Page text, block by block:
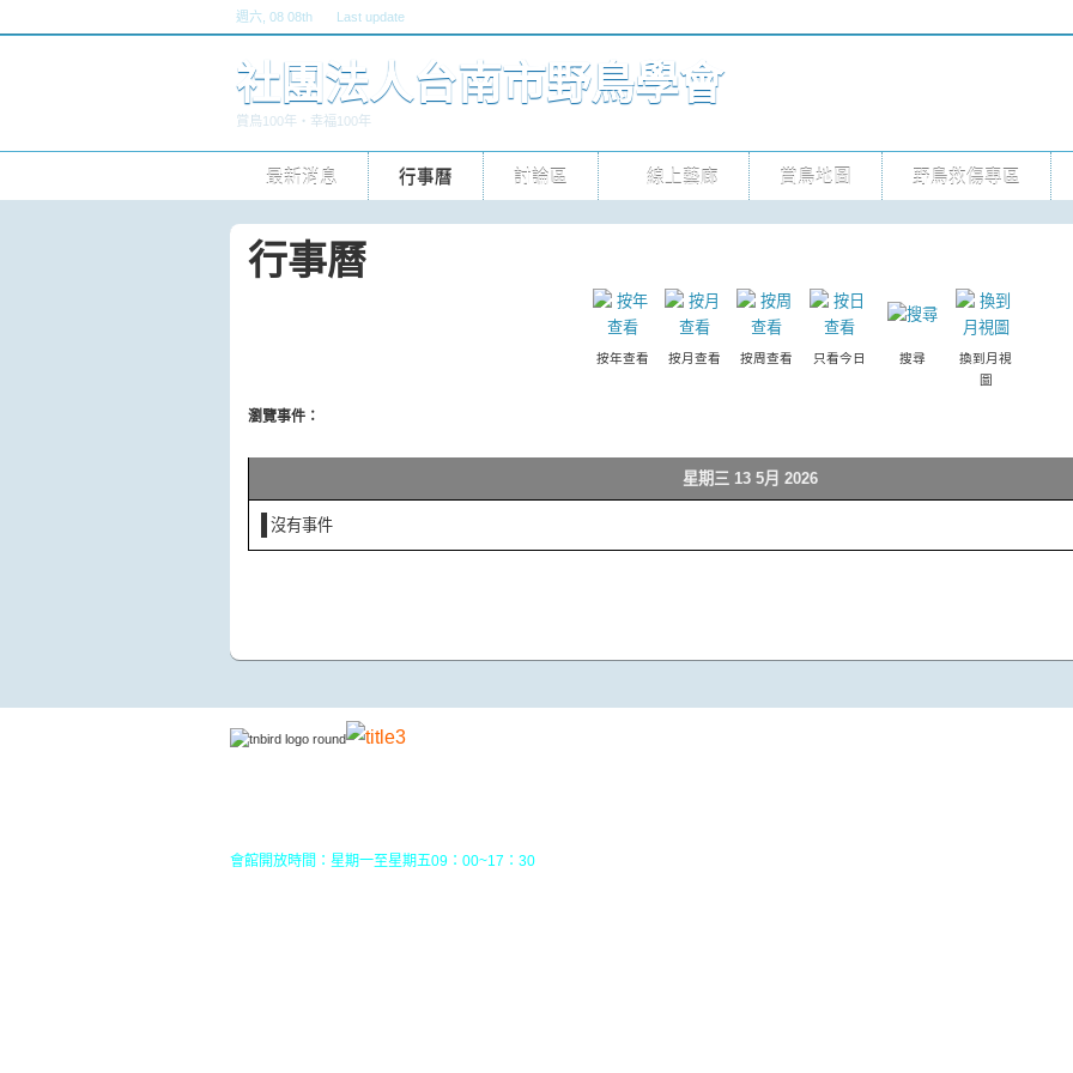
社團法人台南市野鳥學會
賞鳥100年‧幸福100年
週六 , 08 08th Last update
最新消息 行事曆 討論區 線上藝廊 賞鳥地圖 野鳥救傷專區
行事曆
按年查看 按月查看 按周查看 只看今日 搜尋
換到月視
圖
瀏覽事件：
星期三 13 5月 2026
沒有事件
會館開放時間：星期一至星期五09：00~17：30